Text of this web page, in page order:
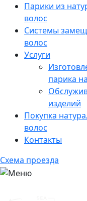
Парики из
волос
Системы
волос
Услуги
парика
изделий
Покупка
волос
Контакты
Схема проезда